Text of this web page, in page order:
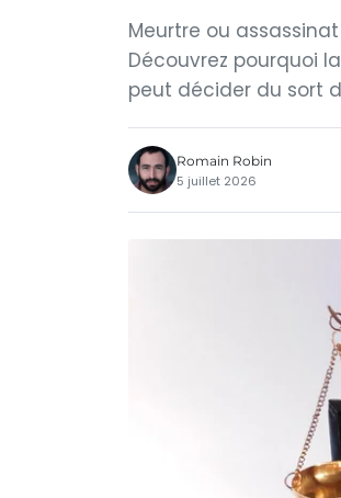
Meurtre ou
Découvrez pourquoi
peut décider du sort
Romain Robin
5 juillet 2026